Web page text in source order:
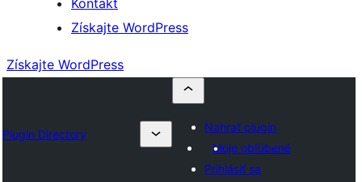
Kontakt
Získajte WordPress
Získajte WordPress
Plugin Directory
Nahrať plugin
Moje obľúbené
Prihlásiť sa